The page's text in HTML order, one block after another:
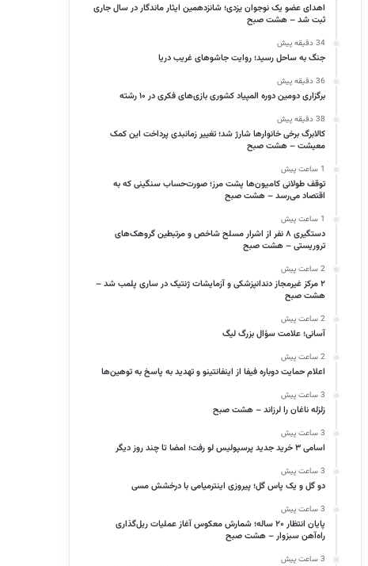
اهدای عضو یک نوجوان یزدی؛ شانزدهمین ایثار ماندگار در سال جاری
ثبت شد – هشت صبح
34 دقیقه پیش
جنگ به ساحل رسید؛ روایت جاشوهای غریب دریا
36 دقیقه پیش
برگزاری دومین‌ دوره المپیاد کشوری بازی‌های فکری در ۱۰ رشته
38 دقیقه پیش
کالابرگ برخی خانوارها شارژ شد؛ تغییر زمانبدی پرداخت این کمک
معیشت – هشت صبح
1 ساعت پیش
توقف طولانی کامیون‌ها پشت مرز؛ صورت‌حساب سنگینی که به
اقتصاد می‌رسد – هشت صبح
1 ساعت پیش
دستگیری ۸ نفر از اشرار مسلح شاخص و مرتبطین گروهک‌های
تروریستی – هشت صبح
2 ساعت پیش
۲ مرکز غیرمجاز دندانپزشکی و آزمایشات ژنتیک در ساری پلمب شد –
هشت صبح
2 ساعت پیش
آسانی؛ علامت سؤال بزرگ لیگ
2 ساعت پیش
اعلام حمایت دوباره فیفا از اینفانتینو و تهدید به پاسخ به توهین‌ها
3 ساعت پیش
زلزله ناغان را لرزاند – هشت صبح
3 ساعت پیش
اسامی ۳ خرید جدید پرسپولیس لو رفت؛ امضا تا چند روز دیگر
3 ساعت پیش
دو گل و یک پاس گل؛ پیروزی اینترمیامی با درخشش مسی
3 ساعت پیش
پایان انتظار ۲۰ ساله؛ شمارش معکوس آغاز عملیات ریل‌گذاری
راه‌آهن سبزوار – هشت صبح
3 ساعت پیش